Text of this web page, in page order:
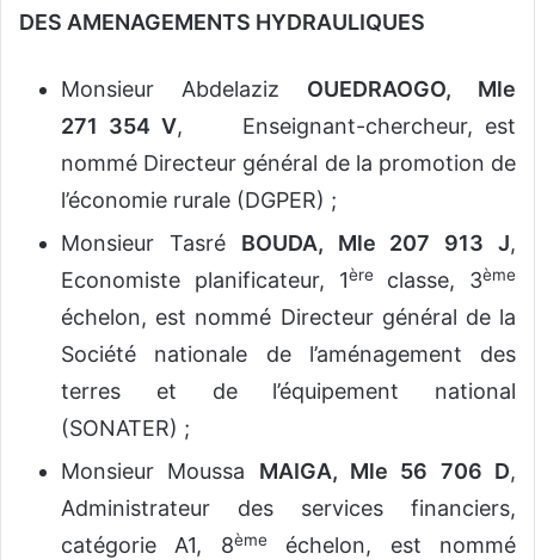
DES AMENAGEMENTS HYDRAULIQUES
Monsieur Abdelaziz OUEDRAOGO, Mle
271 354 V, Enseignant-chercheur, est
nommé Directeur général de la promotion de
l’économie rurale (DGPER) ;
Monsieur Tasré BOUDA, Mle 207 913 J,
Economiste planificateur, 1ère classe, 3ème
échelon, est nommé Directeur général de la
Société nationale de l’aménagement des
terres et de l’équipement national
(SONATER) ;
Monsieur Moussa MAIGA, Mle 56 706 D,
Administrateur des services financiers,
catégorie A1, 8ème
échelon, est nommé